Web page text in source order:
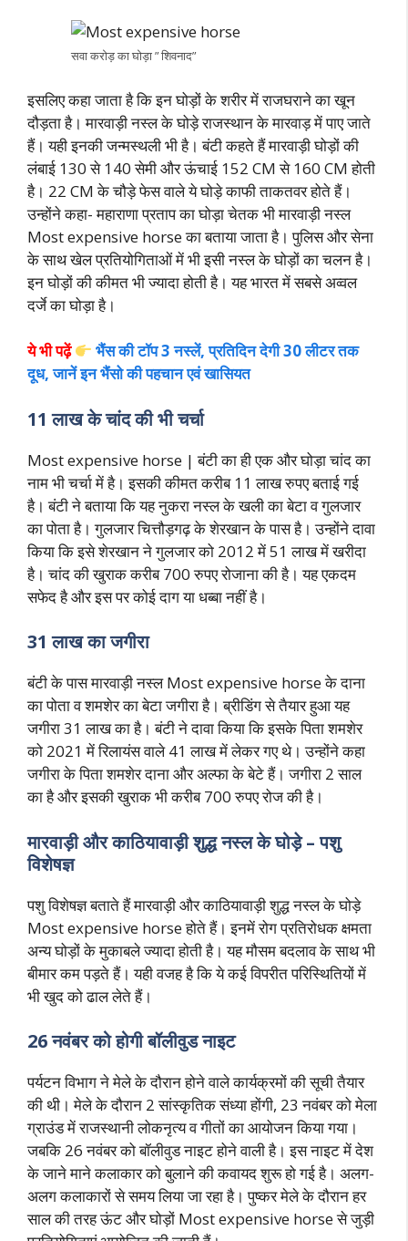
सवा करोड़ का घोड़ा ” शिवनाद”
इसलिए कहा जाता है कि इन घोड़ों के शरीर में राजघराने का खून
दौड़ता है। मारवाड़ी नस्ल के घोड़े राजस्थान के मारवाड़ में पाए जाते
हैं। यही इनकी जन्मस्थली भी है। बंटी कहते हैं मारवाड़ी घोड़ों की
लंबाई 130 से 140 सेमी और ऊंचाई 152 CM से 160 CM होती
है। 22 CM के चौड़े फेस वाले ये घोड़े काफी ताकतवर होते हैं।
उन्होंने कहा- महाराणा प्रताप का घोड़ा चेतक भी मारवाड़ी नस्ल
Most expensive horse का बताया जाता है। पुलिस और सेना
के साथ खेल प्रतियोगिताओं में भी इसी नस्ल के घोड़ों का चलन है।
इन घोड़ों की कीमत भी ज्यादा होती है। यह भारत में सबसे अव्वल
दर्जे का घोड़ा है।
ये भी पढ़ें
भैंस की टॉप 3 नस्लें, प्रतिदिन देगी 30 लीटर तक
दूध, जानें इन भैंसो की पहचान एवं खासियत
11 लाख के चांद की भी चर्चा
Most expensive horse | बंटी का ही एक और घोड़ा चांद का
नाम भी चर्चा में है। इसकी कीमत करीब 11 लाख रुपए बताई गई
है। बंटी ने बताया कि यह नुकरा नस्ल के खली का बेटा व गुलजार
का पोता है। गुलजार चित्तौड़गढ़ के शेरखान के पास है। उन्होंने दावा
किया कि इसे शेरखान ने गुलजार को 2012 में 51 लाख में खरीदा
है। चांद की खुराक करीब 700 रुपए रोजाना की है। यह एकदम
सफेद है और इस पर कोई दाग या धब्बा नहीं है।
31 लाख का जगीरा
बंटी के पास मारवाड़ी नस्ल Most expensive horse के दाना
का पोता व शमशेर का बेटा जगीरा है। ब्रीडिंग से तैयार हुआ यह
जगीरा 31 लाख का है। बंटी ने दावा किया कि इसके पिता शमशेर
को 2021 में रिलायंस वाले 41 लाख में लेकर गए थे। उन्होंने कहा
जगीरा के पिता शमशेर दाना और अल्फा के बेटे हैं। जगीरा 2 साल
का है और इसकी खुराक भी करीब 700 रुपए रोज की है।
मारवाड़ी और काठियावाड़ी शुद्ध नस्ल के घोड़े – पशु
विशेषज्ञ
पशु विशेषज्ञ बताते हैं मारवाड़ी और काठियावाड़ी शुद्ध नस्ल के घोड़े
Most expensive horse होते हैं। इनमें रोग प्रतिरोधक क्षमता
अन्य घोड़ों के मुकाबले ज्यादा होती है। यह मौसम बदलाव के साथ भी
बीमार कम पड़ते हैं। यही वजह है कि ये कई विपरीत परिस्थितियों में
भी खुद को ढाल लेते हैं।
26 नवंबर को होगी बॉलीवुड नाइट
पर्यटन विभाग ने मेले के दौरान होने वाले कार्यक्रमों की सूची तैयार
की थी। मेले के दौरान 2 सांस्कृतिक संध्या होंगी, 23 नवंबर को मेला
ग्राउंड में राजस्थानी लोकनृत्य व गीतों का आयोजन किया गया।
जबकि 26 नवंबर को बॉलीवुड नाइट होने वाली है। इस नाइट में देश
के जाने माने कलाकार को बुलाने की कवायद शुरू हो गई है। अलग-
अलग कलाकारों से समय लिया जा रहा है। पुष्कर मेले के दौरान हर
साल की तरह ऊंट और घोड़ों Most expensive horse से जुड़ी